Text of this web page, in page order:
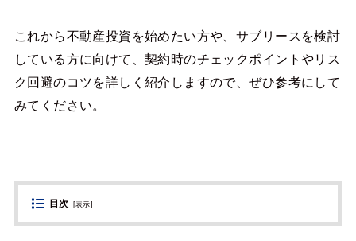
これから不動産投資を始めたい方や、サブリースを検討
している方に向けて、契約時のチェックポイントやリス
ク回避のコツを詳しく紹介しますので、ぜひ参考にして
みてください。
目次 [表示]